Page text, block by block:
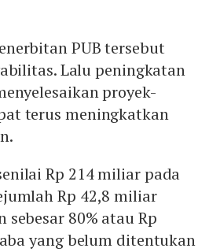
PUB tersebut
Lalu peningkatan
proyek-
terus meningkatkan
Rp 214 miliar pada
Rp 42,8 miliar
80% atau Rp
yang belum ditentukan